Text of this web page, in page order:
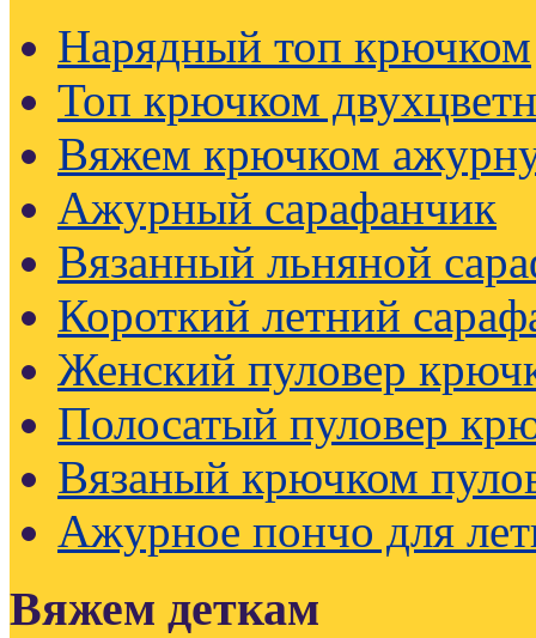
Нарядный топ крючком
Топ крючком
Вяжем крючком
Ажурный сарафанчик
Вязанный льняной
Короткий летний
Женский пуловер
Полосатый пуловер
Вязаный крючком
Ажурное пончо для
Вяжем деткам